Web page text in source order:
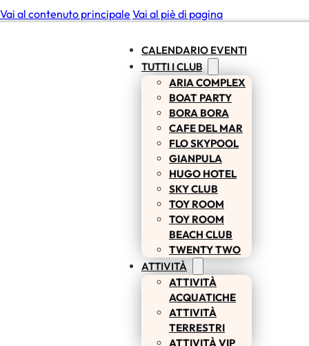
Vai al contenuto principale Vai al piè di pagina
CALENDARIO EVENTI
TUTTI I CLUB
ARIA COMPLEX
BOAT PARTY
BORA BORA
CAFE DEL MAR
FLO SKYPOOL
GIANPULA
HUGO HOTEL
SKY CLUB
TOY ROOM
TOY ROOM
BEACH CLUB
TWENTY TWO
ATTIVITÀ
ATTIVITÀ
ACQUATICHE
ATTIVITÀ
TERRESTRI
ATTIVITÀ VIP